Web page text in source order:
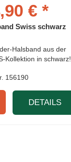
€ *
Swiss schwarz
Halsband aus der
Kollektion in schwarz!
156190
DETAILS